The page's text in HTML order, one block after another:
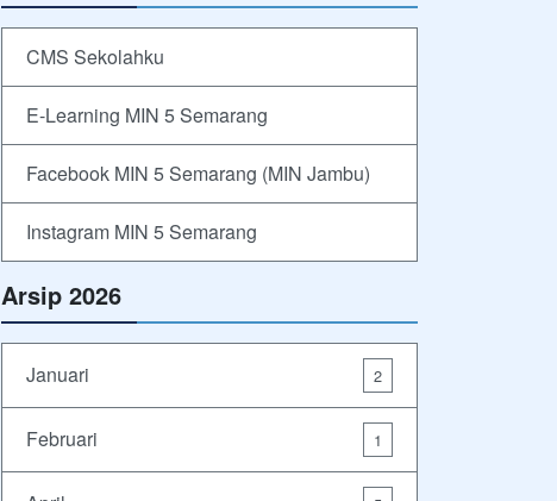
CMS Sekolahku
E-Learning MIN 5 Semarang
Facebook MIN 5 Semarang (MIN Jambu)
Instagram MIN 5 Semarang
Arsip 2026
Januari 2
Februari 1